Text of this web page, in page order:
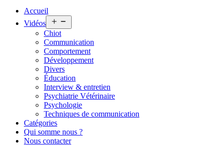
Accueil
Vidéos
menu
Chiot
Communication
Comportement
Développement
Divers
Éducation
Interview & entretien
Psychiatrie Vétérinaire
Psychologie
Techniques de communication
Catégories
Qui somme nous ?
Nous contacter